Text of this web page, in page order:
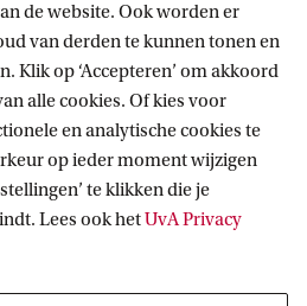
de website. Ook worden er
van derden te kunnen tonen en
Klik op ‘Accepteren’ om akkoord
alle cookies. Of kies voor
en analytische cookies te
op ieder moment wijzigen
te klikken die je
Lees ook hetUvA Privacy